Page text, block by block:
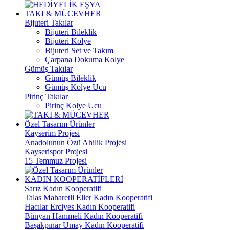
TAKI & MÜCEVHER
Bijuteri Takılar
Bijuteri Bileklik
Bijuteri Kolye
Bijuteri Set ve Takım
Çarpana Dokuma Kolye
Gümüş Takılar
Gümüş Bileklik
Gümüş Kolye Ucu
Pirinç Takılar
Pirinç Kolye Ucu
Özel Tasarım Ürünler
Kayserim Projesi
Anadolunun Özü Ahilik Projesi
Kayserispor Projesi
15 Temmuz Projesi
KADIN KOOPERATİFLERİ
Sarız Kadın Kooperatifi
Talas Maharetli Eller Kadın Kooperatifi
Hacılar Erciyes Kadın Kooperatifi
Bünyan Hanımeli Kadın Kooperatifi
Başakpınar Umay Kadın Kooperatifi